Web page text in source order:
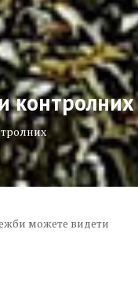
контролних
можете видети